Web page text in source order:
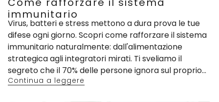
immunitario
Virus, batteri e stress mettono a dura prova le tue
difese ogni giorno. Scopri come rafforzare il sistema
immunitario naturalmente: dall'alimentazione
strategica agli integratori mirati. Ti sveliamo il
segreto che il 70% delle persone ignora sul proprio...
Continua a leggere